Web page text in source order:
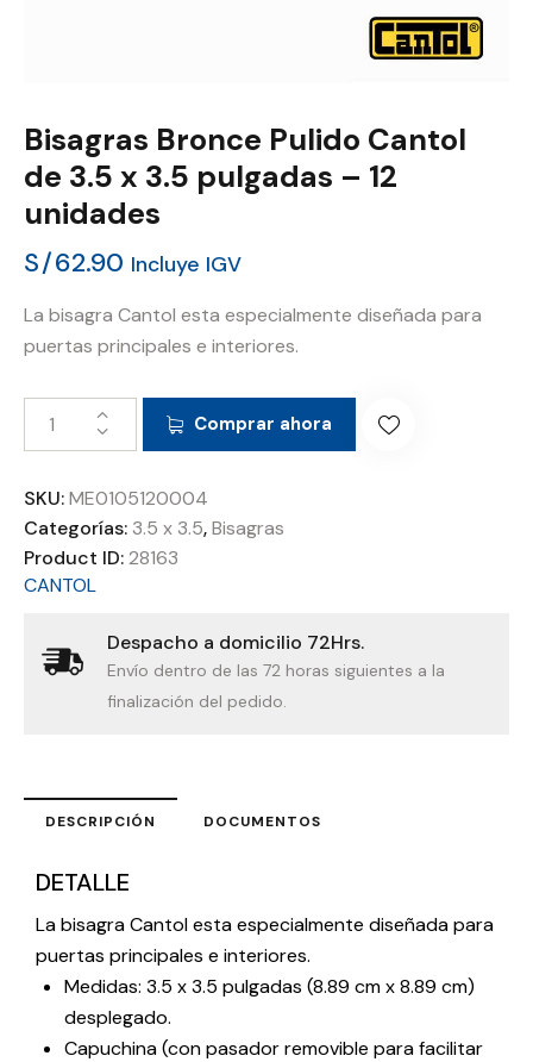
Bisagras Bronce Pulido Cantol
de 3.5 x 3.5 pulgadas – 12
unidades
S/62.90 Incluye IGV
La bisagra Cantol esta especialmente diseñada para
puertas principales e interiores.
Comprar ahora
SKU:ME0105120004
Categorías: 3.5 x 3.5,Bisagras
Product ID:28163
CANTOL
Despacho a domicilio 72Hrs.
Envío dentro de las 72 horas siguientes a la
finalización del pedido.
DESCRIPCIÓN DOCUMENTOS
DETALLE
La bisagra Cantol esta especialmente diseñada para
puertas principales e interiores.
Medidas: 3.5 x 3.5 pulgadas (8.89 cm x 8.89 cm)
desplegado.
Capuchina (con pasador removible para facilitar